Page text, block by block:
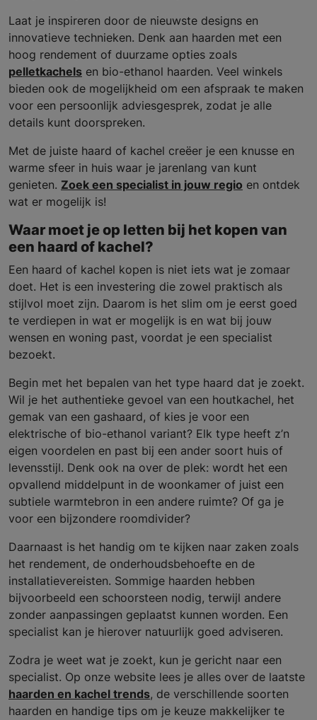
Laat je inspireren door de nieuwste designs en
innovatieve technieken. Denk aan haarden met een
hoog rendement of duurzame opties zoals
pelletkachels en bio-ethanol haarden. Veel winkels
bieden ook de mogelijkheid om een afspraak te maken
voor een persoonlijk adviesgesprek, zodat je alle
details kunt doorspreken.
Met de juiste haard of kachel creëer je een knusse en
warme sfeer in huis waar je jarenlang van kunt
genieten. Zoek een specialist in jouw regio en ontdek
wat er mogelijk is!
Waar moet je op letten bij het kopen van
een haard of kachel?
Een haard of kachel kopen is niet iets wat je zomaar
doet. Het is een investering die zowel praktisch als
stijlvol moet zijn. Daarom is het slim om je eerst goed
te verdiepen in wat er mogelijk is en wat bij jouw
wensen en woning past, voordat je een specialist
bezoekt.
Begin met het bepalen van het type haard dat je zoekt.
Wil je het authentieke gevoel van een houtkachel, het
gemak van een gashaard, of kies je voor een
elektrische of bio-ethanol variant? Elk type heeft z’n
eigen voordelen en past bij een ander soort huis of
levensstijl. Denk ook na over de plek: wordt het een
opvallend middelpunt in de woonkamer of juist een
subtiele warmtebron in een andere ruimte? Of ga je
voor een bijzondere roomdivider?
Daarnaast is het handig om te kijken naar zaken zoals
het rendement, de onderhoudsbehoefte en de
installatievereisten. Sommige haarden hebben
bijvoorbeeld een schoorsteen nodig, terwijl andere
zonder aanpassingen geplaatst kunnen worden. Een
specialist kan je hierover natuurlijk goed adviseren.
Zodra je weet wat je zoekt, kun je gericht naar een
specialist. Op onze website lees je alles over de laatste
haarden en kachel trends, de verschillende soorten
haarden en handige tips om je keuze makkelijker te